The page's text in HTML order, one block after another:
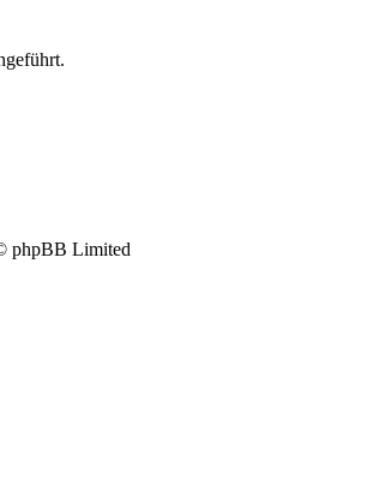
phpBB Limited